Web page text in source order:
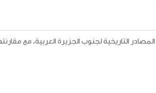
التاريخية لجنوب الجزيرة العربية، مع